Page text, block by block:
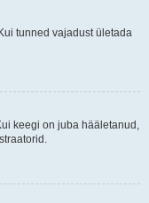
tunned vajadust ületada
keegi on juba hääletanud,